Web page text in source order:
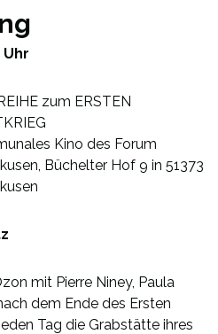
Uhr
zum ERSTEN
Kino des Forum
Büchelter Hof 9 in 51373
mit Pierre Niney, Paula
dem Ende des Ersten
Tag die Grabstätte ihres